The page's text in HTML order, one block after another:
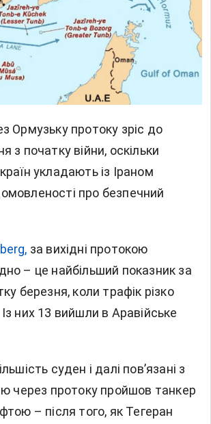
Ормузьку протоку зріс до
з початку війни, оскільки
укладають із Іраном
про безпечний
за вихідні протокою
– це найбільший показник за
березня, коли трафік різко
них 13 вийшли в Аравійське
суден і далі пов’язані з
через протоку пройшов танкер
– після того, як Тегеран